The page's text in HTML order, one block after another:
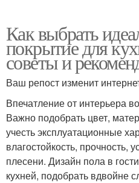
Как выбрать
покрытие для
советы и
Ваш репост изменит
Впечатление от интерьера
Важно подобрать цвет,
учесть эксплуатационные
влагостойкость, прочность,
плесени. Дизайн пола в
кухней, подобрать вдвойне